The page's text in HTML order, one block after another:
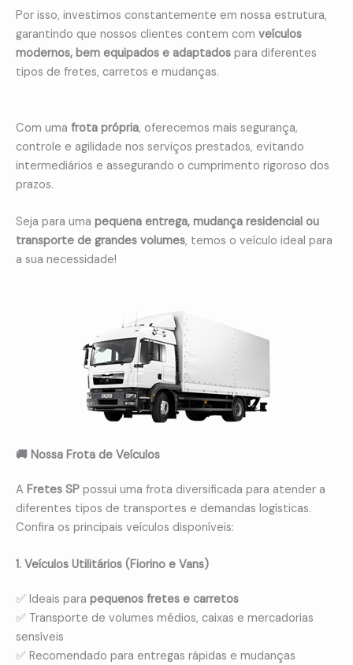
Por isso, investimos constantemente em nossa estrutura,
garantindo que nossos clientes contem com veículos
modernos, bem equipados e adaptados para diferentes
tipos de fretes, carretos e mudanças.
Com uma frota própria, oferecemos mais segurança,
controle e agilidade nos serviços prestados, evitando
intermediários e assegurando o cumprimento rigoroso dos
prazos.
Seja para uma pequena entrega, mudança residencial ou
transporte de grandes volumes, temos o veículo ideal para
a sua necessidade!
🚚 Nossa Frota de Veículos
A Fretes SP possui uma frota diversificada para atender a
diferentes tipos de transportes e demandas logísticas.
Confira os principais veículos disponíveis:
1. Veículos Utilitários (Fiorino e Vans)
✅ Ideais para pequenos fretes e carretos
✅ Transporte de volumes médios, caixas e mercadorias
sensíveis
✅ Recomendado para entregas rápidas e mudanças